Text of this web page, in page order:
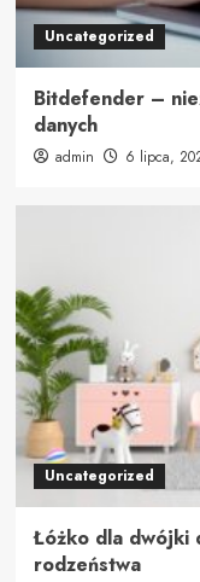
Uncategorized
Bitdefender –
danych
admin 6 lipca,
Uncategorized
Łóżko dla dwójki
rodzeństwa